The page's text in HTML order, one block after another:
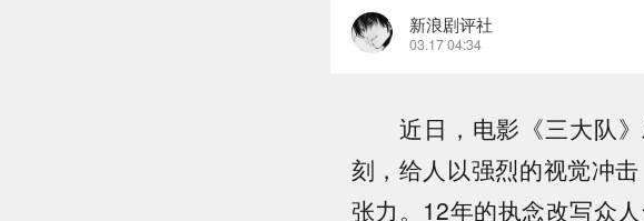
新浪剧评社
03.17 04:34
近日，电影《三大队》
刻，给人以强烈的视觉冲
张力。12年的执念改写众